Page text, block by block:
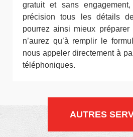
gratuit et sans
précision tous les détails
pourrez ainsi mieux préparer
n’aurez qu’à remplir le
nous appeler directement à
téléphoniques.
AUTRES